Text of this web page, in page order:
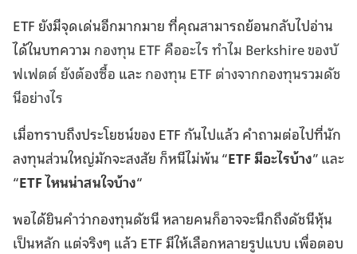
ETF ยังมีจุดเด่นอีกมากมาย ที่คุณสามารถย้อนกลับไปอ่าน
ได้ในบทความ กองทุน ETF คืออะไร ทำไม Berkshire ของบั
ฟเฟตต์ ยังต้องซื้อ และกองทุน ETF ต่างจากกองทุนรวมดัช
นีอย่างไร
เมื่อทราบถึงประโยชน์ของ ETF กันไปแล้ว คำถามต่อไปที่นัก
ลงทุนส่วนใหญ่มักจะสงสัย ก็หนีไม่พ้น “ETF มีอะไรบ้าง” และ
“ETF ไหนน่าสนใจบ้าง“
พอได้ยินคำว่ากองทุนดัชนี หลายคนก็อาจจะนึกถึงดัชนีหุ้น
เป็นหลัก แต่จริงๆ แล้ว ETF มีให้เลือกหลายรูปแบบ เพื่อตอบ